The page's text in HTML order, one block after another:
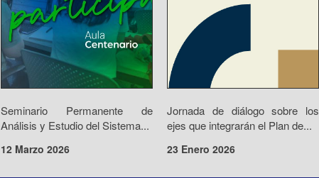
Seminario Permanente de
Análisis y Estudio del Sistema...
12 Marzo 2026
Jornada de diálogo sobre los
ejes que integrarán el Plan de...
23 Enero 2026